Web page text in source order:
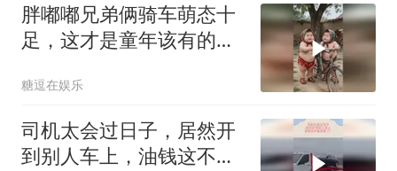
胖嘟嘟兄弟俩骑车萌态十
足，这才是童年该有的模
糖逗在娱乐
司机太会过日子，居然开
到别人车上，油钱这不省